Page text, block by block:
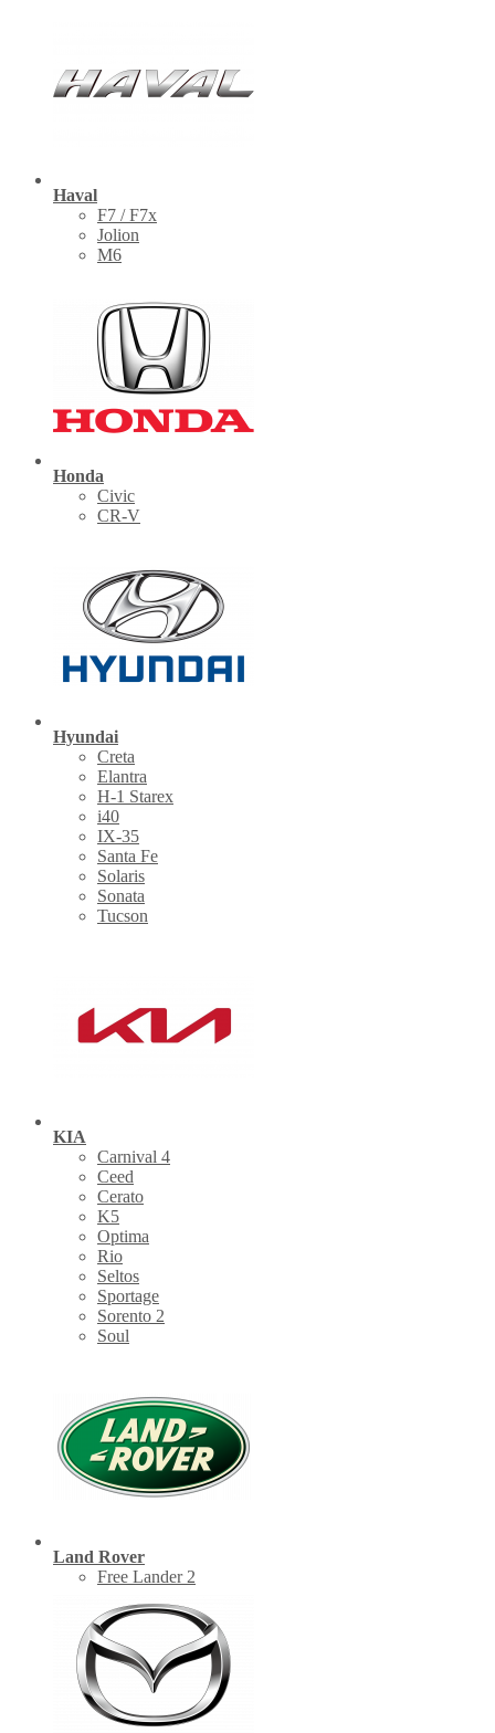
Haval
F7 / F7x
Jolion
M6
Honda
Civic
CR-V
Hyundai
Creta
Elantra
H-1 Starex
i40
IX-35
Santa Fe
Solaris
Sonata
Tucson
KIA
Carnival 4
Ceed
Cerato
K5
Optima
Rio
Seltos
Sportage
Sorento 2
Soul
Land Rover
Free Lander 2